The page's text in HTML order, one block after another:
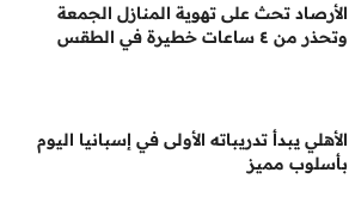
الأرصاد تحث على تهوية المنازل الجمعة
وتحذر من ٤ ساعات خطيرة في الطقس
الأهلي يبدأ تدريباته الأولى في إسبانيا اليوم
بأسلوب مميز